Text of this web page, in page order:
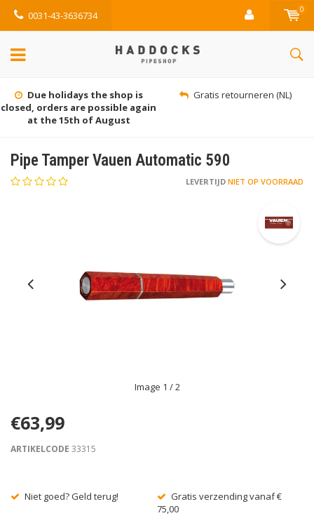
0031-43-3636734 0
Due holidays the shop is
closed, orders are possible again
at the 15th of August
Gratis retourneren (NL)
Pipe Tamper Vauen Automatic 590
LEVERTIJD NIET OP VOORRAAD
Image 1 / 2
€63,99
ARTIKELCODE 33315
Niet goed? Geld terug!
Gratis verzending vanaf €
75,00